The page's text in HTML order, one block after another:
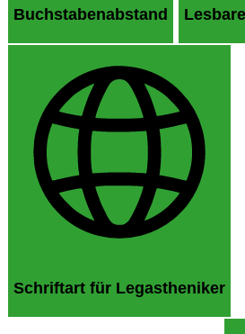
Buchstabenabstand
Schriftart für Legastheniker